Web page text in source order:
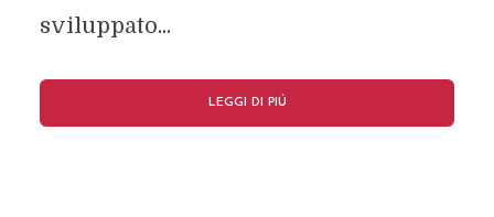
sviluppato...
LEGGI DI PIÚ